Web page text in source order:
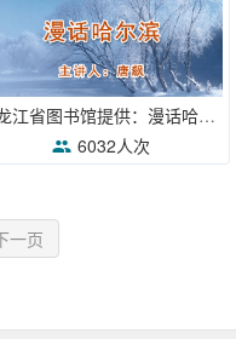
黑龙江省图书馆提供：漫话哈尔滨
6032人次
一页